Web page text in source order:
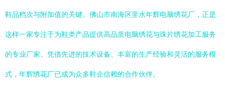
鞋品档次与附加值的关键。佛山市南海区里水年辉电脑绣花厂，正是
这样一家专注于为鞋类产品提供高品质电脑绣花与珠片绣花加工服务
的专业厂家。凭借先进的技术设备、丰富的生产经验和灵活的服务模
式，年辉绣花厂已成为众多鞋企信赖的合作伙伴。